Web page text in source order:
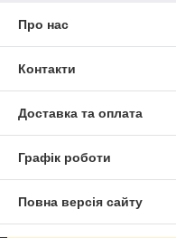
Про нас
Контакти
Доставка та оплата
Графік роботи
Повна версія сайту